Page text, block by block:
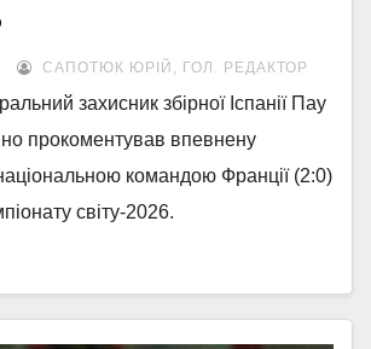
САПОТЮК ЮРІЙ, ГОЛ. РЕДАКТОР
захисник збірної Іспанії Пау
прокоментував впевнену
командою Франції (2:0)
світу-2026.